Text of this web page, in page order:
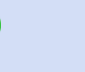
另外付費)
適合6-8人分
團隊精心準